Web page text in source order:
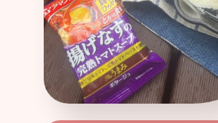
遊ぶ
考える